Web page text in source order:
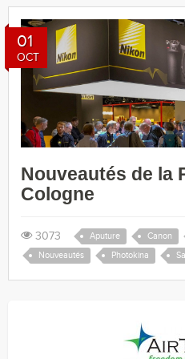
01
OCT
Nouveautés de la
Cologne
3073 Aputure Canon
Nouveautés
Photokina